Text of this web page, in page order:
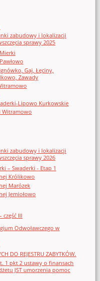
zabudowy i lokalizacji
sprawy 2025
Gaj, Łęciny,
Zawady
Lipowo Kurkowskie
Witramowo
zabudowy i lokalizacji
sprawy 2026
– Swaderki - Etap 1
Królikowo
Marózek
Jemiołowo
część III
Odwoławczego w
DO REJESTRU ZABYTKÓW.
1 pkt 2 ustawy o finansach
JST umorzenia pomoc